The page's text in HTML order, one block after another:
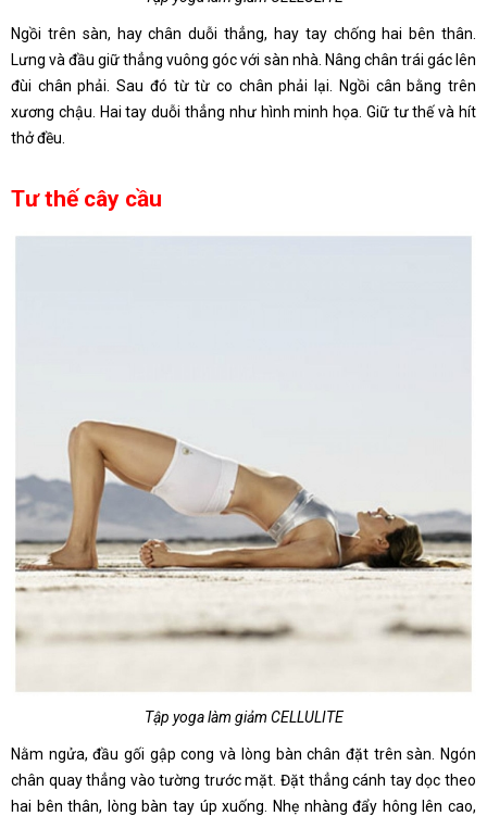
Ngồi trên sàn, hay chân duỗi thẳng, hay tay chống hai bên thân.
Lưng và đầu giữ thẳng vuông góc với sàn nhà. Nâng chân trái gác lên
đùi chân phải. Sau đó từ từ co chân phải lại. Ngồi cân bằng trên
xương chậu. Hai tay duỗi thẳng như hình minh họa. Giữ tư thế và hít
thở đều.
Tư thế cây cầu
Tập yoga làm giảm CELLULITE
Nằm ngửa, đầu gối gập cong và lòng bàn chân đặt trên sàn. Ngón
chân quay thẳng vào tường trước mặt. Đặt thẳng cánh tay dọc theo
hai bên thân, lòng bàn tay úp xuống. Nhẹ nhàng đẩy hông lên cao,